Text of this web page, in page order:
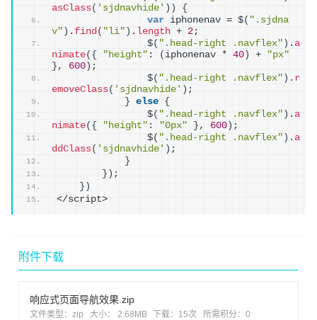
asClass( 'sjdnavhide' ) )
{
var iphonenav = $( ".sjdna
v" ) . find ( "li" ) . length + 2 ;
                $
( ".head-right .navflex" ) . a
nimate( { "height" : ( iphonenav * 40 ) +
"px"
} , 600 ) ;
                $
( ".head-right .navflex" ) . r
emoveClass( 'sjdnavhide' ) ;
} else {
                $
( ".head-right .navflex" ) . a
nimate( { "height" : "0px" } , 600 ) ;
                $
( ".head-right .navflex" ) . a
ddClass( 'sjdnavhide' ) ;
}
} ) ;
} )
</script>
附件下载
响应式页面导航效果.zip
文件类型：zip 大小： 2.68MB 下载： 15次 所需积分：0